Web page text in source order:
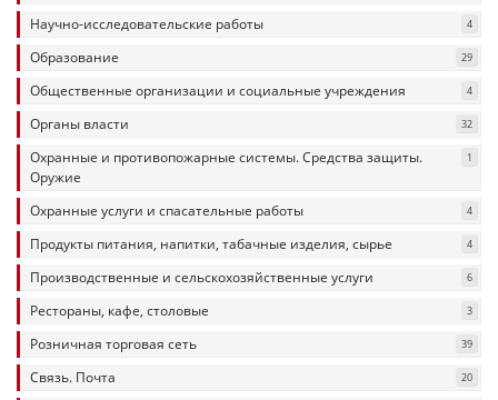
Научно-исследовательские работы 4
Образование 29
Общественные организации и социальные учреждения 4
Органы власти 32
Охранные и противопожарные системы. Средства защиты.
Оружие
1
Охранные услуги и спасательные работы 4
Продукты питания, напитки, табачные изделия, сырье 4
Производственные и сельскохозяйственные услуги 6
Рестораны, кафе, столовые 3
Розничная торговая сеть 39
Связь. Почта 20